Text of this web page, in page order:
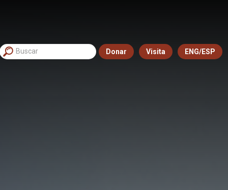
Donar Visita ENG/ESP